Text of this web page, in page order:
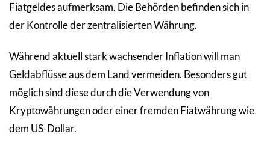
Fiatgeldes aufmerksam. Die Behörden befinden sich in
der Kontrolle der zentralisierten Währung.
Während aktuell stark wachsender Inflation will man
Geldabflüsse aus dem Land vermeiden. Besonders gut
möglich sind diese durch die Verwendung von
Kryptowährungen oder einer fremden Fiatwährung wie
dem US-Dollar.